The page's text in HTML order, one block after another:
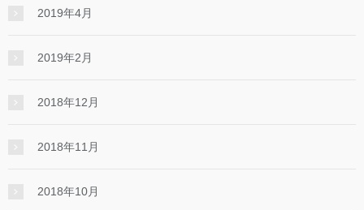
2019年4月
2019年2月
2018年12月
2018年11月
2018年10月